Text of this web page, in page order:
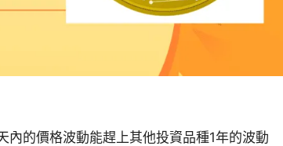
內的價格波動能趕上其他投資品種1年的波動